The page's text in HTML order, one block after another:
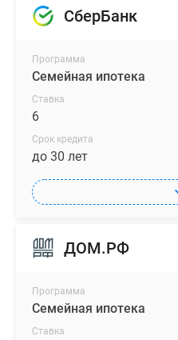
СберБанк
Программа
Семейная ипотека
Ставка
6
Срок кредита
до 30 лет
ДОМ.РФ
Программа
Семейная ипотека
Ставка